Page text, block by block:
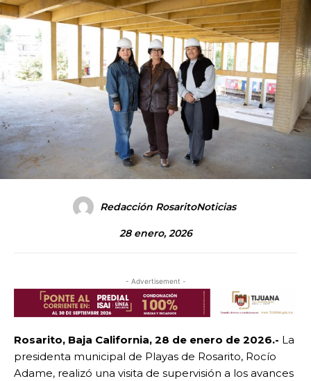
Redacción RosaritoNoticias
28 enero, 2026
- Advertisement -
Rosarito, Baja California, 28 de enero de 2026.- La
presidenta municipal de Playas de Rosarito, Rocío
Adame, realizó una visita de supervisión a los avances